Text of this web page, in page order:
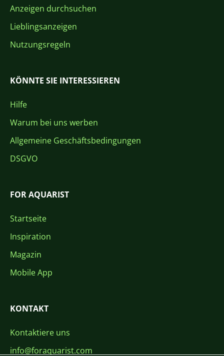
Anzeigen durchsuchen
Lieblingsanzeigen
Nutzungsregeln
KÖNNTE SIE INTERESSIEREN
Hilfe
Warum bei uns werben
Allgemeine Geschäftsbedingungen
DSGVO
FOR AQUARIST
Startseite
Inspiration
Magazin
Mobile App
KONTAKT
Kontaktiere uns
info@foraquarist.com